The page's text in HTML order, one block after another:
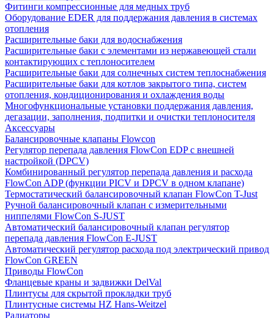
Фитинги компрессионные для медных труб
Оборудование EDER для поддержания давления в системах
отопления
Расширительные баки для водоснабжения
Расширительные баки с элементами из нержавеющей стали
контактирующих с теплоносителем
Расширительные баки для солнечных систем теплоснабжения
Расширительные баки для котлов закрытого типа, систем
отопления, кондиционирования и охлаждения воды
Многофункциональные установки поддержания давления,
дегазации, заполнения, подпитки и очистки теплоносителя
Аксессуары
Балансировочные клапаны Flowcon
Регулятор перепада давления FlowСon EDP с внешней
настройкой (DPCV)
Комбинированный регулятор перепада давления и расхода
FlowСon ADP (функции PICV и DPCV в одном клапане)
Термостатический балансировочный клапан FlowСon T-Just
Ручной балансировочный клапан с измерительными
ниппелями FlowСon S-JUST
Автоматический балансировочный клапан регулятор
перепада давления FlowСon E-JUST
Автоматический регулятор расхода под электрический привод
FlowСon GREEN
Приводы FlowCon
Фланцевые краны и задвижки DelVal
Плинтусы для скрытой прокладки труб
Плинтусные системы HZ Hans-Weitzel
Радиаторы